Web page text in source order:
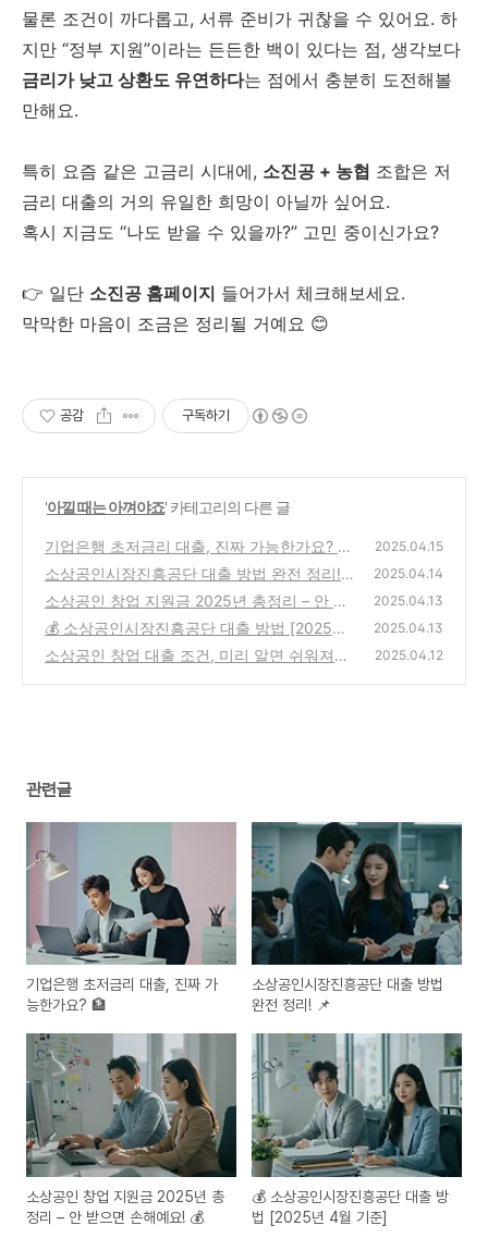
물론 조건이 까다롭고, 서류 준비가 귀찮을 수 있어요. 하
지만 “정부 지원”이라는 든든한 백이 있다는 점, 생각보다
금리가 낮고 상환도 유연하다는 점에서 충분히 도전해볼
만해요.
특히 요즘 같은 고금리 시대에, 소진공 + 농협 조합은 저
금리 대출의 거의 유일한 희망이 아닐까 싶어요.
혹시 지금도 “나도 받을 수 있을까?” 고민 중이신가요?
👉 일단 소진공 홈페이지 들어가서 체크해보세요.
막막한 마음이 조금은 정리될 거예요 😊
공감 구독하기
'아낄 때는 아껴야죠' 카테고리의 다른 글
기업은행 초저금리 대출, 진짜 가능한가요? 🏦
(0)
2025.04.15
소상공인시장진흥공단 대출 방법 완전 정리!
📌
(0)
2025.04.14
소상공인 창업 지원금 2025년 총정리 – 안 받
으면 손해예요! 💰
(2)
2025.04.13
💰 소상공인시장진흥공단 대출 방법 [2025년
4월 기준]
(2)
2025.04.13
소상공인 창업 대출 조건, 미리 알면 쉬워져요!
2025.04.12
관련글
기업은행 초저금리 대출, 진짜 가
능한가요? 🏦
소상공인시장진흥공단 대출 방법
완전 정리! 📌
소상공인 창업 지원금 2025년 총
정리 – 안 받으면 손해예요! 💰
💰 소상공인시장진흥공단 대출 방
법 [2025년 4월 기준]